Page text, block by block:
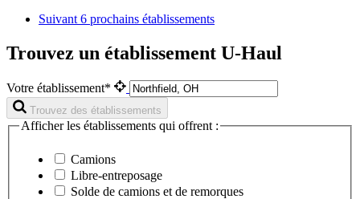
Suivant 6 prochains établissements
Trouvez un établissement U-Haul
Votre établissement*
Trouvez des établissements
Afficher les établissements qui offrent :
Camions
Libre-entreposage
Solde de camions et de remorques